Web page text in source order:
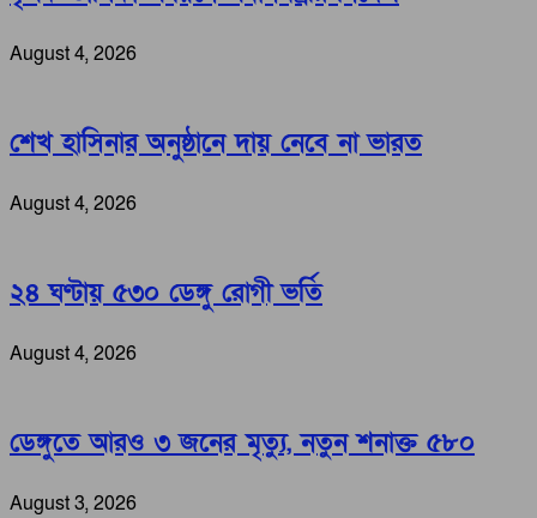
August 4, 2026
শেখ হাসিনার অনুষ্ঠানে দায় নেবে না ভারত
August 4, 2026
২৪ ঘণ্টায় ৫৩০ ডেঙ্গু রোগী ভর্তি
August 4, 2026
ডেঙ্গুতে আরও ৩ জনের মৃত্যু, নতুন শনাক্ত ৫৮০
August 3, 2026